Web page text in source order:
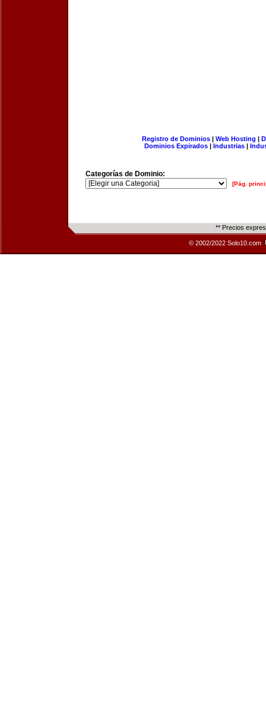
Registro de Dominios| Web Hosting |
Dominios Expirados | Industrias |
Categorías de Dominio:
[Pág.
** Precios
© 2002/2022 Solo10.com